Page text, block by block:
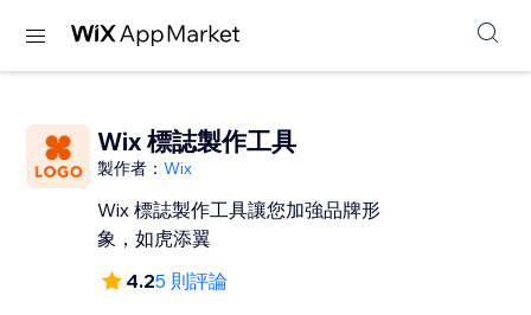
Wix 標誌製作工具
製作者：Wix
Wix 標誌製作工具讓您加強品牌形
象，如虎添翼
4.25 則評論